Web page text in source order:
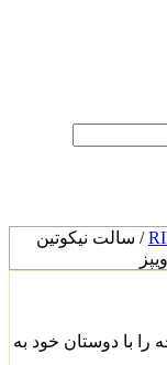
/ سالت نیکوتین
را با دوستان خود به